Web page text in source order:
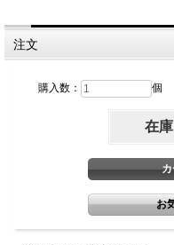
注文
購入数： 個
在庫